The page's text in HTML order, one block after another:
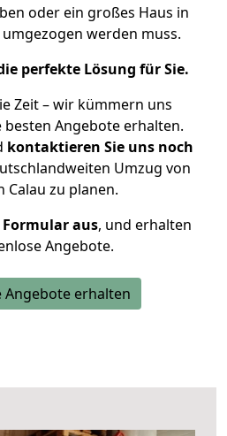
oder ein großes Haus in
umgezogen werden muss.
perfekte Lösung für Sie.
Zeit – wir kümmern uns
besten Angebote erhalten.
kontaktieren Sie uns noch
Umzug von
Calau zu planen.
aus, und erhalten
Angebote.
Angebote erhalten